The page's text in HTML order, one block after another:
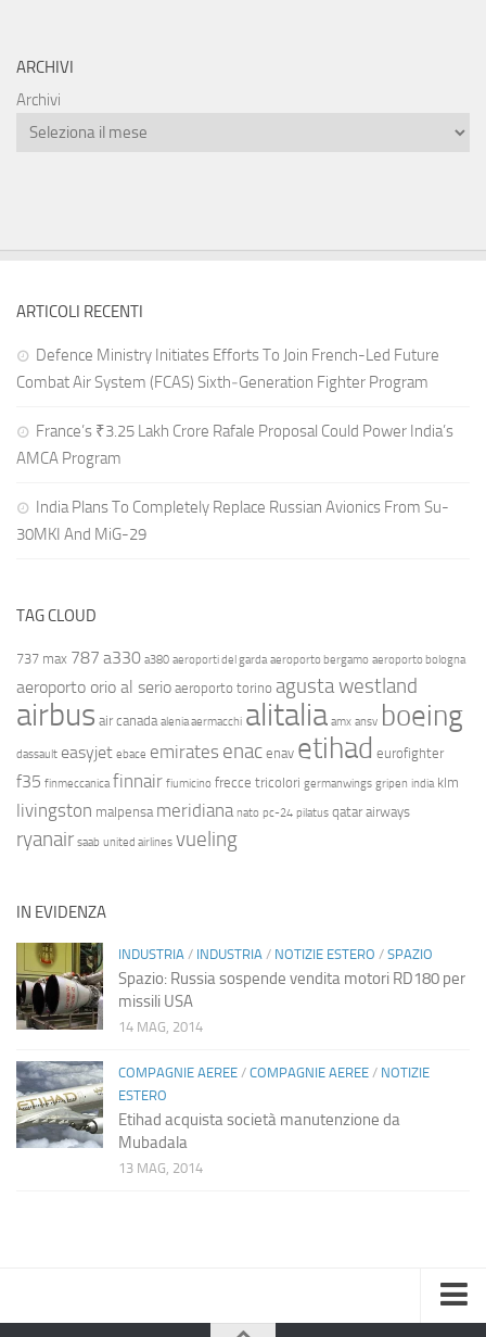
ARCHIVI
Archivi
ARTICOLI RECENTI
Defence Ministry Initiates Efforts To Join French-Led Future
Combat Air System (FCAS) Sixth‑Generation Fighter Program
France’s ₹3.25 Lakh Crore Rafale Proposal Could Power India’s
AMCA Program
India Plans To Completely Replace Russian Avionics From Su-
30MKI And MiG-29
TAG CLOUD
737 max 787 a330 a380 aeroporti del garda aeroporto bergamo aeroporto bologna
aeroporto orio al serio aeroporto torino agusta westland
airbus air canada alenia aermacchi alitalia amx ansv boeing
dassault easyjet ebace emirates enac enav etihad eurofighter
f35 finmeccanica finnair fiumicino frecce tricolori germanwings gripen india klm
livingston malpensa meridiana nato pc-24 pilatus qatar airways
ryanair saab united airlines vueling
IN EVIDENZA
INDUSTRIA / INDUSTRIA / NOTIZIE ESTERO / SPAZIO
Spazio: Russia sospende vendita motori RD180 per
missili USA
14 MAG, 2014
COMPAGNIE AEREE / COMPAGNIE AEREE / NOTIZIE
ESTERO
Etihad acquista società manutenzione da
Mubadala
13 MAG, 2014